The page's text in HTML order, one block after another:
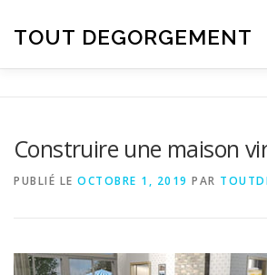
TOUT DEGORGEMENT
Construire une maison
PUBLIÉ LE OCTOBRE 1, 2019 PAR